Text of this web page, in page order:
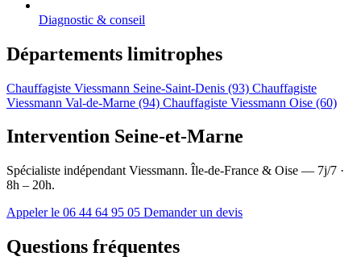
Diagnostic & conseil
Départements limitrophes
Chauffagiste Viessmann Seine-Saint-Denis (93) Chauffagiste
Viessmann Val-de-Marne (94) Chauffagiste Viessmann Oise (60)
Intervention Seine-et-Marne
Spécialiste indépendant Viessmann. Île-de-France & Oise — 7j/7 ·
8h – 20h.
Appeler le 06 44 64 95 05 Demander un devis
Questions fréquentes